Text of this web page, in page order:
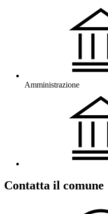
Amministrazione
Contatta il comune